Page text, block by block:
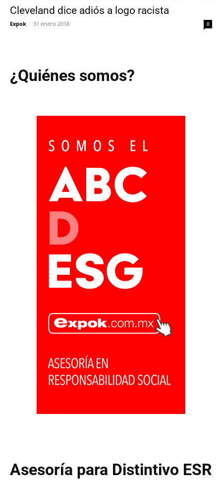
Cleveland dice adiós a logo racista
Expok - 31 enero 2018 0
¿Quiénes somos?
Asesoría para Distintivo ESR